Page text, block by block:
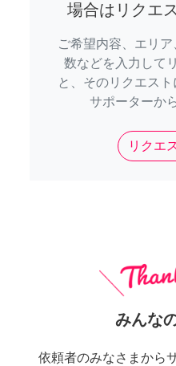
場合はリクエ
ご希望内容、エリ
数などを入力して
と、そのリクエス
サポーターか
リクエ
みんな
依頼者のみなさまから